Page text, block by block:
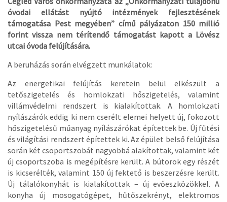
óvodai ellátást nyújtó intézmények fejlesztésének
támogatása Pest megyében” című pályázaton 150 millió
forint vissza nem térítendő támogatást kapott a Lövész
utcai óvoda felújítására.
A beruházás során elvégzett munkálatok:
Az energetikai felújítás keretein belül elkészült a
tetőszigetelés és homlokzati hőszigetelés, valamint
villámvédelmi rendszert is kialakítottak. A homlokzati
nyílászárók eddig ki nem cserélt elemei helyett új, fokozott
hőszigetelésű műanyag nyílászárókat építettek be. Új fűtési
és világítási rendszert építettek ki. Az épület belső felújítása
során két csoportszobát nagyobbá alakítottak, valamint két
új csoportszoba is megépítésre került. A bútorok egy részét
is kicserélték, valamint 150 új fektető is beszerzésre került.
Új tálalókonyhát is kialakítottak – új evőeszközökkel. A
konyha új mosogatógépet, hűtőszekrényt, elektromos